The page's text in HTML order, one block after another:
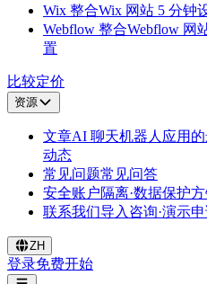
Wix 整合Wix 网站 5 分钟
Webflow 整合Webflow 网
置
比较定价
资源
文章AI 聊天机器人应用
动态
常见问题常见问答
安全账户隔离·数据保护
联系我们导入咨询·演示
ZH
登录免费开始